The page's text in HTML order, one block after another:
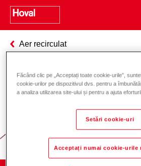
Aer recirculat
Responsabilitate
mediu
Făcând clic pe „Acceptați toate cookie-urile”,
cookie-urilor pe dispozitivul dvs. pentru a
a analiza utilizarea site-ului și pentru a ajuta
Setări cookie-uri
Acceptați numai cookie-urile